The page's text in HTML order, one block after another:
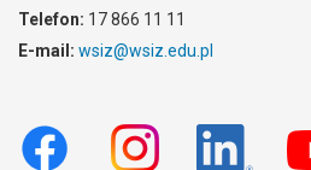
Telefon: 17 866 11 11
E-mail: wsiz@wsiz.edu.pl